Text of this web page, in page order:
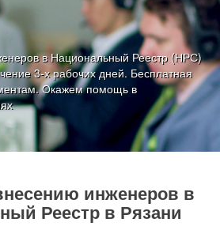
в Национальный Реестр (НРС)
3-х рабочих дней. Бесплатная
Окажем помощь в
инженеров в
Реестр в Рязани